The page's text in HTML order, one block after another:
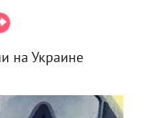
на Украине